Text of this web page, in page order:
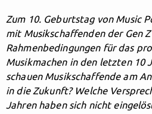
Follow
Zum 10. Geburtstag von Music
mit Musikschaffenden der Gen
Rahmenbedingungen für das
Musikmachen in den letzten 10
schauen Musikschaffende am
in die Zukunft? Welche
Jahren haben sich nicht